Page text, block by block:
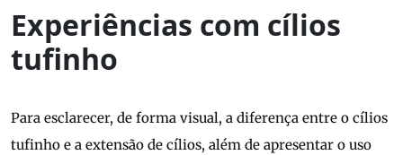
Experiências com cílios
tufinho
Para esclarecer, de forma visual, a diferença entre o cílios
tufinho e a extensão de cílios, além de apresentar o uso